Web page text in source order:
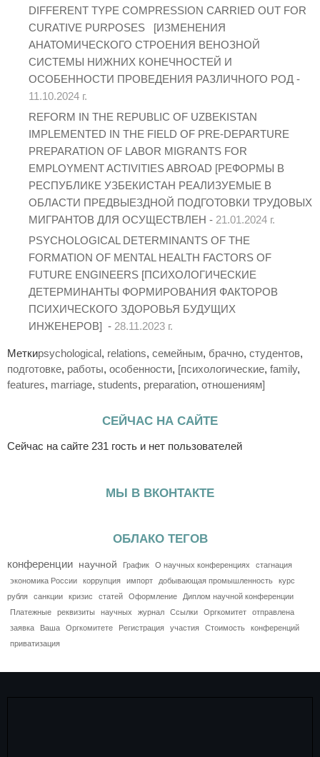
DIFFERENT TYPE COMPRESSION CARRIED OUT FOR
CURATIVE PURPOSES [ИЗМЕНЕНИЯ
АНАТОМИЧЕСКОГО СТРОЕНИЯ ВЕНОЗНОЙ
СИСТЕМЫ НИЖНИХ КОНЕЧНОСТЕЙ И
ОСОБЕННОСТИ ПРОВЕДЕНИЯ РАЗЛИЧНОГО РОД -
11.10.2024 г.
REFORM IN THE REPUBLIC OF UZBEKISTAN
IMPLEMENTED IN THE FIELD OF PRE-DEPARTURE
PREPARATION OF LABOR MIGRANTS FOR
EMPLOYMENT ACTIVITIES ABROAD [РЕФОРМЫ В
РЕСПУБЛИКЕ УЗБЕКИСТАН РЕАЛИЗУЕМЫЕ В
ОБЛАСТИ ПРЕДВЫЕЗДНОЙ ПОДГОТОВКИ ТРУДОВЫХ
МИГРАНТОВ ДЛЯ ОСУЩЕСТВЛЕН - 21.01.2024 г.
PSYCHOLOGICAL DETERMINANTS OF THE
FORMATION OF MENTAL HEALTH FACTORS OF
FUTURE ENGINEERS [ПСИХОЛОГИЧЕСКИЕ
ДЕТЕРМИНАНТЫ ФОРМИРОВАНИЯ ФАКТОРОВ
ПСИХИЧЕСКОГО ЗДОРОВЬЯ БУДУЩИХ
ИНЖЕНЕРОВ] - 28.11.2023 г.
Меткиpsychological, relations, семейным, брачно, студентов,
подготовке, работы, особенности, [психологические, family,
features, marriage, students, preparation, отношениям]
СЕЙЧАС НА САЙТЕ
Сейчас на сайте 231 гость и нет пользователей
МЫ В ВКОНТАКТЕ
ОБЛАКО ТЕГОВ
конференции научной График О научных конференциях
стагнация
экономика России
коррупция импорт добывающая промышленность
курс
рубля
санкции кризис статей Оформление
Диплом научной конференции
Платежные
реквизиты научных журнал Ссылки Оргкомитет
отправлена
заявка
Ваша Оргкомитете Регистрация участия Стоимость
конференций
приватизация